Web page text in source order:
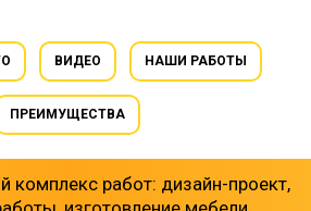
ВИДЕО НАШИ РАБОТЫ
ПРЕИМУЩЕСТВА
комплекс работ: дизайн-проект,